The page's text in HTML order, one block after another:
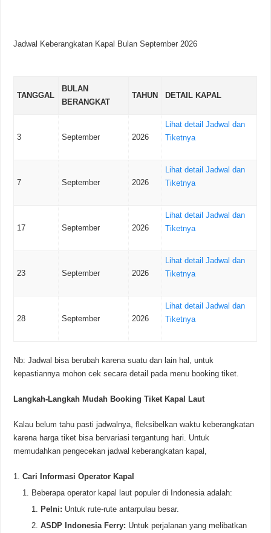
Jadwal Keberangkatan Kapal Bulan September 2026
TANGGAL
BULAN
BERANGKAT
TAHUN DETAIL KAPAL
3 September 2026
Lihat detail Jadwal dan
Tiketnya
7 September 2026
Lihat detail Jadwal dan
Tiketnya
17 September 2026
Lihat detail Jadwal dan
Tiketnya
23 September 2026
Lihat detail Jadwal dan
Tiketnya
28 September 2026
Lihat detail Jadwal dan
Tiketnya
Nb: Jadwal bisa berubah karena suatu dan lain hal, untuk
kepastiannya mohon cek secara detail pada menu booking tiket.
Langkah-Langkah Mudah Booking Tiket Kapal Laut
Kalau belum tahu pasti jadwalnya, fleksibelkan waktu keberangkatan
karena harga tiket bisa bervariasi tergantung hari. Untuk
memudahkan pengecekan jadwal keberangkatan kapal,
Cari Informasi Operator Kapal
Beberapa operator kapal laut populer di Indonesia adalah:
Pelni: Untuk rute-rute antarpulau besar.
ASDP Indonesia Ferry: Untuk perjalanan yang melibatkan